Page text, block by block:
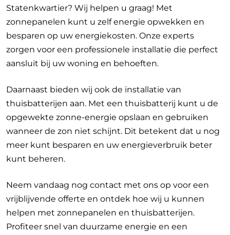
Statenkwartier? Wij helpen u graag! Met
zonnepanelen kunt u zelf energie opwekken en
besparen op uw energiekosten. Onze experts
zorgen voor een professionele installatie die perfect
aansluit bij uw woning en behoeften.
Daarnaast bieden wij ook de installatie van
thuisbatterijen aan. Met een thuisbatterij kunt u de
opgewekte zonne-energie opslaan en gebruiken
wanneer de zon niet schijnt. Dit betekent dat u nog
meer kunt besparen en uw energieverbruik beter
kunt beheren.
Neem vandaag nog contact met ons op voor een
vrijblijvende offerte en ontdek hoe wij u kunnen
helpen met zonnepanelen en thuisbatterijen.
Profiteer snel van duurzame energie en een